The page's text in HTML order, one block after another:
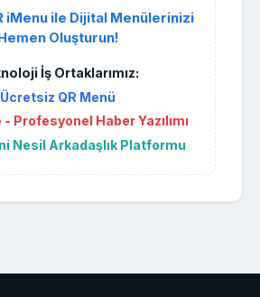
iMenu ile Dijital Menülerinizi
Oluşturun!
İş Ortaklarımız:
Ücretsiz QR Menü
Profesyonel Haber Yazılımı
Nesil Arkadaşlık Platformu